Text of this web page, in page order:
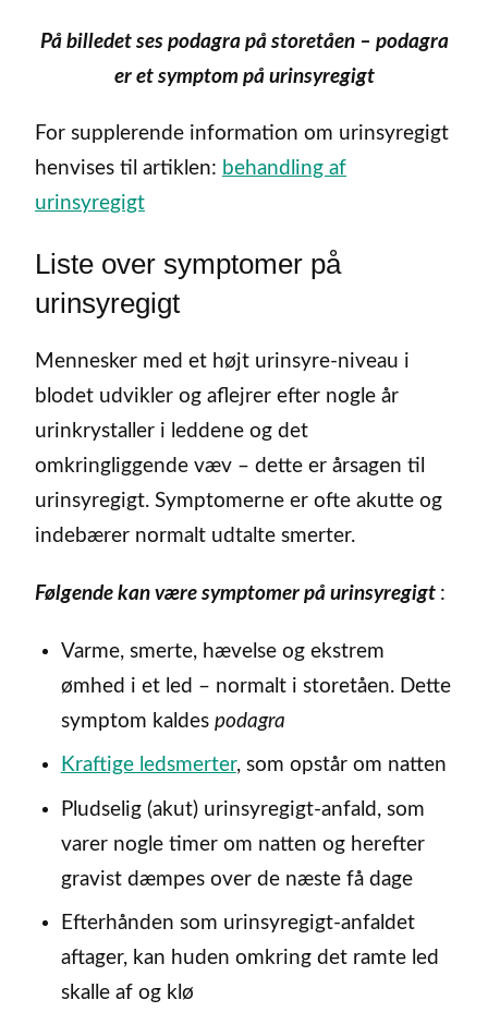
På billedet ses podagra på storetåen – podagra
er et symptom på urinsyregigt
For supplerende information om urinsyregigt
henvises til artiklen: behandling af
urinsyregigt
Liste over symptomer på
urinsyregigt
Mennesker med et højt urinsyre-niveau i
blodet udvikler og aflejrer efter nogle år
urinkrystaller i leddene og det
omkringliggende væv – dette er årsagen til
urinsyregigt. Symptomerne er ofte akutte og
indebærer normalt udtalte smerter.
Følgende kan være symptomer på urinsyregigt :
Varme, smerte, hævelse og ekstrem
ømhed i et led – normalt i storetåen. Dette
symptom kaldes podagra
Kraftige ledsmerter, som opstår om natten
Pludselig (akut) urinsyregigt-anfald, som
varer nogle timer om natten og herefter
gravist dæmpes over de næste få dage
Efterhånden som urinsyregigt-anfaldet
aftager, kan huden omkring det ramte led
skalle af og klø